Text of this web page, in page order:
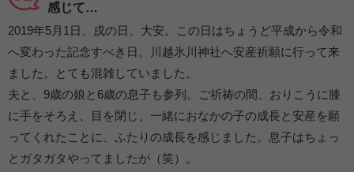
感じて…
2019年5月1日、戌の日、大安。この日はちょうど平成から令和
へ変わった記念すべき日。川越氷川神社へ安産祈願に行って来
ました。とても混雑していました。
夫と、9歳の娘と6歳の息子も参列。ご祈祷の間、おりこうに膝
に手をそろえ、目を閉じ、一緒におなかの子の成長と安産を願
ってくれたことに、ふたりの成長を感じました。息子はちょっ
とガタガタやってましたが（笑）。